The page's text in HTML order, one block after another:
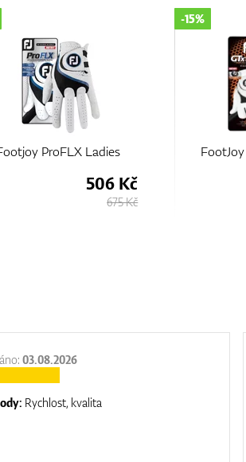
GTxtreme Ladies
468 Kč
550 Kč
FootJoy
-15%
03.08.2026
Rychlost, kvalita